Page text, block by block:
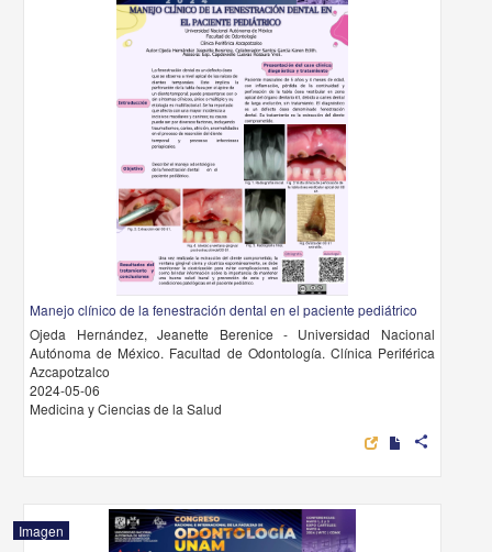
Manejo clínico de la fenestración dental en el paciente pediátrico
Ojeda Hernández, Jeanette Berenice - Universidad Nacional
Autónoma de México. Facultad de Odontología. Clínica Periférica
Azcapotzalco
2024-05-06
Medicina y Ciencias de la Salud
share
Imagen